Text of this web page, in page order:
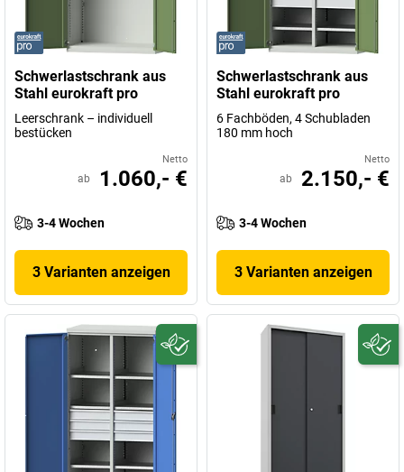
Schwerlastschrank aus
Stahl eurokraft pro
Leerschrank – individuell
bestücken
Netto
ab 1.060,- €
3-4 Wochen
3 Varianten anzeigen
Schwerlastschrank aus
Stahl eurokraft pro
6 Fachböden, 4 Schubladen
180 mm hoch
Netto
ab 2.150,- €
3-4 Wochen
3 Varianten anzeigen